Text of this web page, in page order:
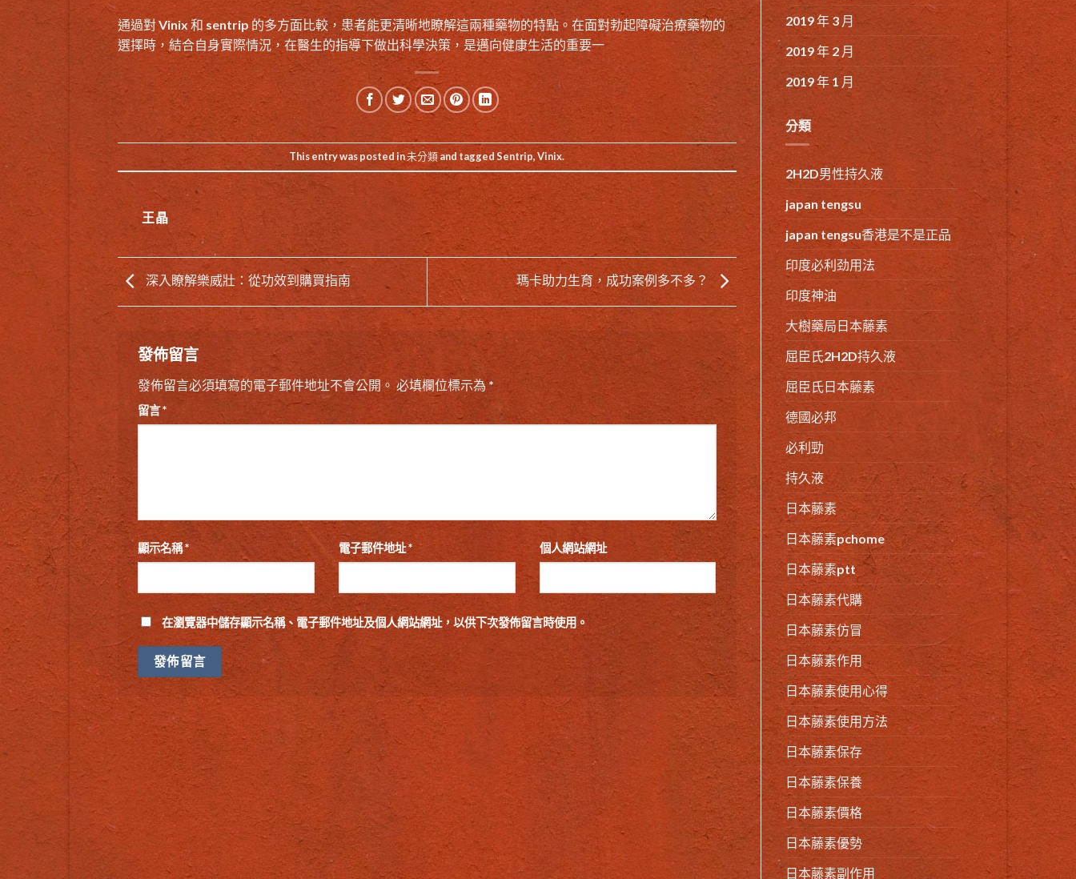
通過對Vinix和 sentrip 的多方面比較，患者能更清晰地瞭解這兩種藥物的特點。在面對勃起障礙治療藥物的
選擇時，結合自身實際情況，在醫生的指導下做出科學決策，是邁向健康生活的重要一
This entry was posted in未分類and taggedSentrip,Vinix.
王晶
深入瞭解樂威壯：從功效到購買指南 瑪卡助力生育，成功案例多不多？
發佈留言
發佈留言必須填寫的電子郵件地址不會公開。 必填欄位標示為 *
留言*
顯示名稱* 電子郵件地址* 個人網站網址
在瀏覽器中儲存顯示名稱、電子郵件地址及個人網站網址，以供下次發佈留言時使用。
2019 年 3 月
2019 年 2 月
2019 年 1 月
分類
2H2D男性持久液
japan tengsu
japan tengsu香港是不是正品
印度必利劲用法
印度神油
大樹藥局日本藤素
屈臣氏2H2D持久液
屈臣氏日本藤素
德國必邦
必利勁
持久液
日本藤素
日本藤素pchome
日本藤素ptt
日本藤素代購
日本藤素仿冒
日本藤素作用
日本藤素使用心得
日本藤素使用方法
日本藤素保存
日本藤素保養
日本藤素價格
日本藤素優勢
日本藤素副作用